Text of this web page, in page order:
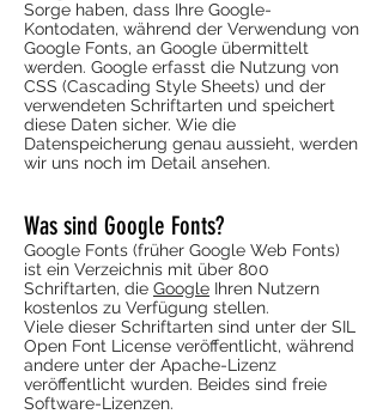
Sorge haben, dass Ihre Google-
Kontodaten, während der Verwendung von
Google Fonts, an Google übermittelt
werden. Google erfasst die Nutzung von
CSS (Cascading Style Sheets) und der
verwendeten Schriftarten und speichert
diese Daten sicher. Wie die
Datenspeicherung genau aussieht, werden
wir uns noch im Detail ansehen.
Was sind Google Fonts?
Google Fonts (früher Google Web Fonts)
ist ein Verzeichnis mit über 800
Schriftarten, die Google Ihren Nutzern
kostenlos zu Verfügung stellen.
Viele dieser Schriftarten sind unter der SIL
Open Font License veröffentlicht, während
andere unter der Apache-Lizenz
veröffentlicht wurden. Beides sind freie
Software-Lizenzen.